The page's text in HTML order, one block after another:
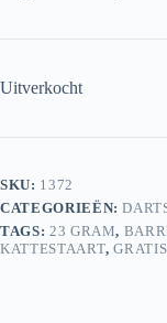
Uitverkocht
SKU: 1372
CATEGORIEËN:
TAGS: 23 GRAM,
KATTESTAART,